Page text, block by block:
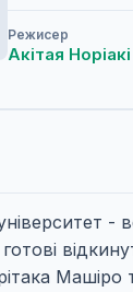
Режисер
Акітая Норіакі
-
готові
Машіро